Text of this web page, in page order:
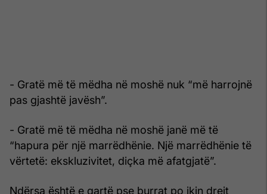
- Gratë më të mëdha në moshë nuk “më harrojnë
pas gjashtë javësh”.
- Gratë më të mëdha në moshë janë më të
“hapura për një marrëdhënie. Një marrëdhënie të
vërtetë: ekskluzivitet, diçka më afatgjatë”.
Ndërsa është e qartë pse burrat po ikin drejt